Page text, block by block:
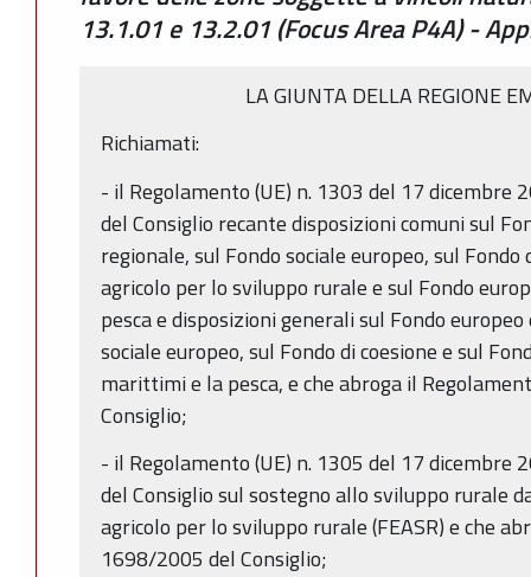
13.1.01 e 13.2.01 (Focus Area P4A) -
LA GIUNTA DELLA REGIONE
Richiamati:
- il Regolamento (UE) n. 1303 del 17 dicembre
del Consiglio recante disposizioni comuni sul
regionale, sul Fondo sociale europeo, sul Fondo
agricolo per lo sviluppo rurale e sul Fondo
pesca e disposizioni generali sul Fondo
sociale europeo, sul Fondo di coesione e sul
marittimi e la pesca, e che abroga il
Consiglio;
- il Regolamento (UE) n. 1305 del 17 dicembre
del Consiglio sul sostegno allo sviluppo rurale
agricolo per lo sviluppo rurale (FEASR) e che
1698/2005 del Consiglio;